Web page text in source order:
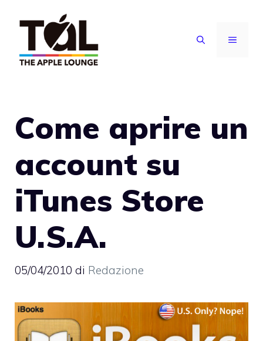
contenuto
MENU
Come aprire un
account su
iTunes Store
U.S.A.
05/04/2010 di Redazione